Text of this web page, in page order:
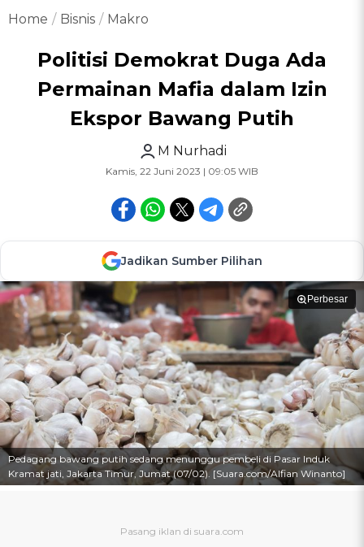
Home Bisnis Makro
Politisi Demokrat Duga Ada
Permainan Mafia dalam Izin
Ekspor Bawang Putih
M Nurhadi
Kamis, 22 Juni 2023 | 09:05 WIB
Jadikan Sumber Pilihan
Perbesar
Pedagang bawang putih sedang menunggu pembeli di Pasar Induk
Kramat jati, Jakarta Timur, Jumat (07/02). [Suara.com/Alfian Winanto]